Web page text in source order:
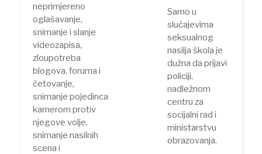
Samo u
slučajevima
seksualnog
nasilja škola je
dužna da prijavi
policiji,
nadležnom
centru za
socijalni rad i
ministarstvu
obrazovanja.
neprimjereno
oglašavanje,
snimanje i slanje
videozapisa,
zloupotreba
blogova, foruma i
četovanje,
snimanje pojedinca
kamerom protiv
njegove volje,
snimanje nasilnih
scena i